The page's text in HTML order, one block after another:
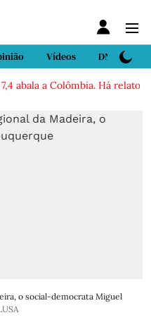
Vídeos DN Sport
abala a Colômbia. Há relatos de
o social-democrata Miguel